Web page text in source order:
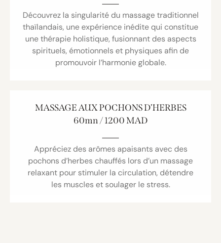
Découvrez la singularité du massage traditionnel
thaïlandais, une expérience inédite qui constitue
une thérapie holistique, fusionnant des aspects
spirituels, émotionnels et physiques afin de
promouvoir l’harmonie globale.
MASSAGE AUX POCHONS D’HERBES
60mn / 1200 MAD
Appréciez des arômes apaisants avec des
pochons d’herbes chauffés lors d’un massage
relaxant pour stimuler la circulation, détendre
les muscles et soulager le stress.